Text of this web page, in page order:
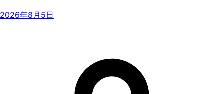
2026年8月5日